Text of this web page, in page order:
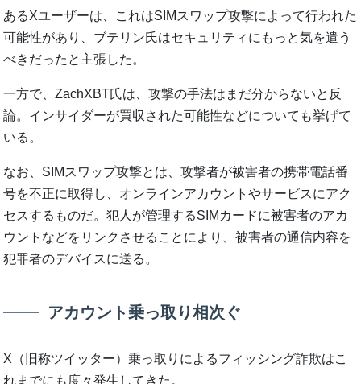
あるXユーザーは、これはSIMスワップ攻撃によって行われた
可能性があり、ブテリン氏はセキュリティにもっと気を遣う
べきだったと主張した。
一方で、ZachXBT氏は、攻撃の手法はまだ分からないと反
論。インサイダーが買収された可能性などについても挙げて
いる。
なお、SIMスワップ攻撃とは、攻撃者が被害者の携帯電話番
号を不正に取得し、オンラインアカウントやサービスにアク
セスするものだ。犯人が管理するSIMカードに被害者のアカ
ウントなどをリンクさせることにより、被害者の通信内容を
犯罪者のデバイスに送る。
アカウント乗っ取り相次ぐ
X（旧称ツイッター）乗っ取りによるフィッシング詐欺はこ
れまでにも度々発生してきた。